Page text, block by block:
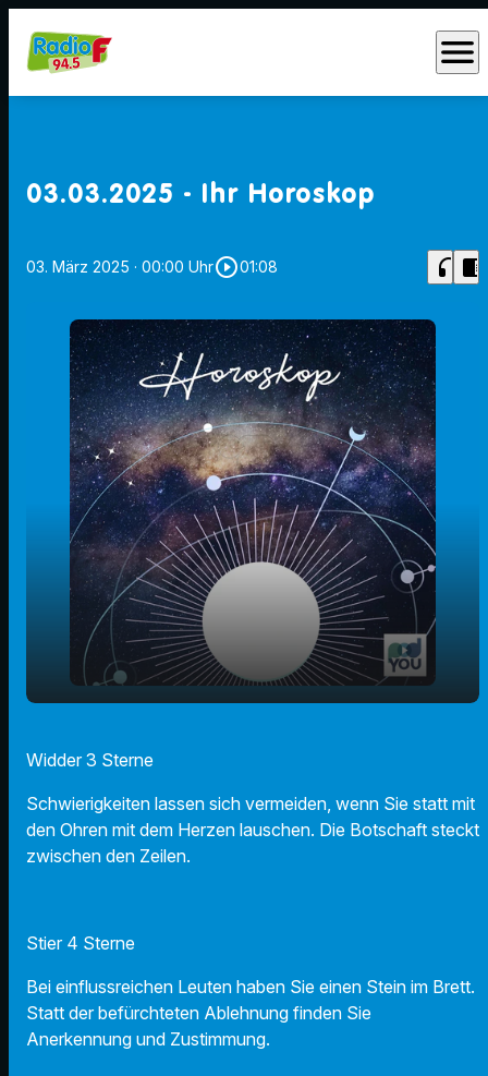
menu
03.03.2025 - Ihr Horoskop
03. März 2025 · 00:00 Uhrplay_circle_outline01:08 headphones chrome_reader_mode
play_arrow
Widder 3 Sterne
Schwierigkeiten lassen sich vermeiden, wenn Sie statt mit
den Ohren mit dem Herzen lauschen. Die Botschaft steckt
zwischen den Zeilen.
Stier 4 Sterne
Bei einflussreichen Leuten haben Sie einen Stein im Brett.
Statt der befürchteten Ablehnung finden Sie
Anerkennung und Zustimmung.